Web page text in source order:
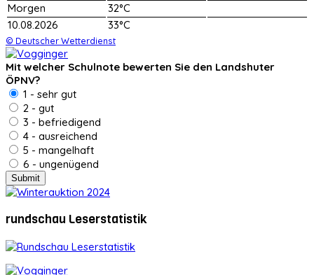
Morgen
32°C
10.08.2026
33°C
© Deutscher Wetterdienst
Mit welcher Schulnote bewerten Sie den Landshuter
ÖPNV?
1 - sehr gut
2 - gut
3 - befriedigend
4 - ausreichend
5 - mangelhaft
6 - ungenügend
rundschau Leserstatistik